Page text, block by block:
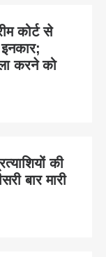
कोर्ट से
करने को
की
बार मारी